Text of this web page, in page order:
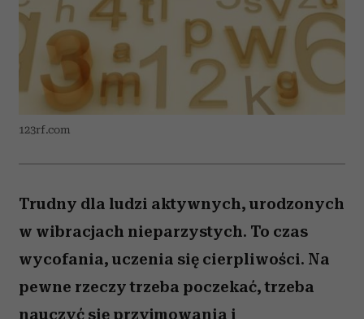
123rf.com
Trudny dla ludzi aktywnych, urodzonych
w wibracjach nieparzystych. To czas
wycofania, uczenia się cierpliwości. Na
pewne rzeczy trzeba poczekać, trzeba
nauczyć się przyjmowania i